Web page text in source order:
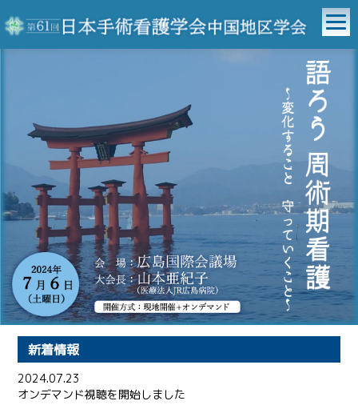
新着情報
2024.07.23
オンデマンド視聴を開始しました